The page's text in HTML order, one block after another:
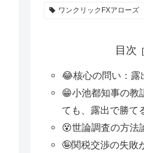
ワンクリックFXアローズ
目次
😂核心の問い：露
😁小池都知事の教
ても、露出で勝て
😵世論調査の方法
🤪関税交渉の失敗